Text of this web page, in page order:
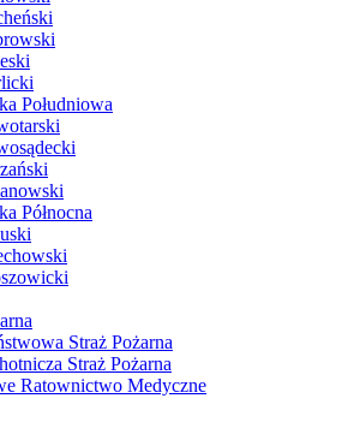
Południowa
Północna
Straż Pożarna
Straż Pożarna
Ratownictwo Medyczne